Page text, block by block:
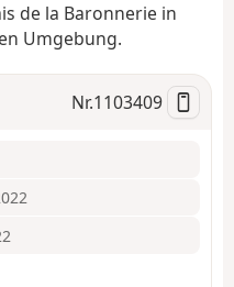
o
de la Baronnerie in
Umgebung.
Nr.1103409